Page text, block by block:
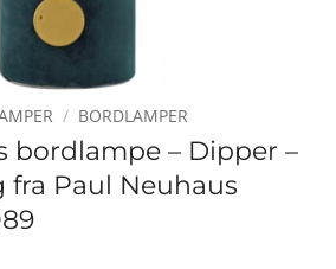
/ BORDLAMPER
bordlampe – Dipper –
fra Paul Neuhaus